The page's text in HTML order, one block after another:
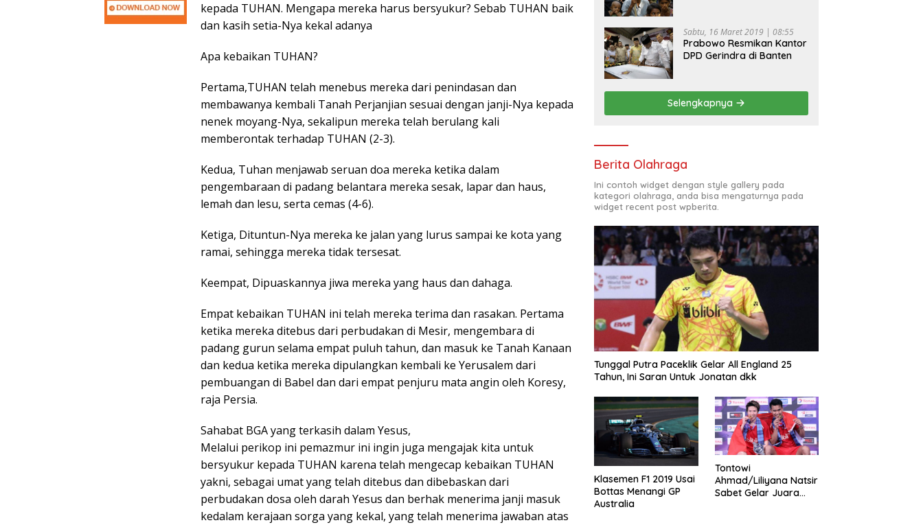
kepada TUHAN. Mengapa mereka harus bersyukur? Sebab TUHAN baik
dan kasih setia-Nya kekal adanya
Apa kebaikan TUHAN?
Pertama,TUHAN telah menebus mereka dari penindasan dan
membawanya kembali Tanah Perjanjian sesuai dengan janji-Nya kepada
nenek moyang-Nya, sekalipun mereka telah berulang kali
memberontak terhadap TUHAN (2-3).
Kedua, Tuhan menjawab seruan doa mereka ketika dalam
pengembaraan di padang belantara mereka sesak, lapar dan haus,
lemah dan lesu, serta cemas (4-6).
Ketiga, Dituntun-Nya mereka ke jalan yang lurus sampai ke kota yang
ramai, sehingga mereka tidak tersesat.
Keempat, Dipuaskannya jiwa mereka yang haus dan dahaga.
Empat kebaikan TUHAN ini telah mereka terima dan rasakan. Pertama
ketika mereka ditebus dari perbudakan di Mesir, mengembara di
padang gurun selama empat puluh tahun, dan masuk ke Tanah Kanaan
dan kedua ketika mereka dipulangkan kembali ke Yerusalem dari
pembuangan di Babel dan dari empat penjuru mata angin oleh Koresy,
raja Persia.
Sahabat BGA yang terkasih dalam Yesus,
Melalui perikop ini pemazmur ini ingin juga mengajak kita untuk
bersyukur kepada TUHAN karena telah mengecap kebaikan TUHAN
yakni, sebagai umat yang telah ditebus dan dibebaskan dari
perbudakan dosa oleh darah Yesus dan berhak menerima janji masuk
kedalam kerajaan sorga yang kekal, yang telah menerima jawaban atas
Sabtu, 16 Maret 2019 | 08:55
Prabowo Resmikan Kantor
DPD Gerindra di Banten
Selengkapnya
Berita Olahraga
Ini contoh widget dengan style gallery pada
kategori olahraga, anda bisa mengaturnya pada
widget recent post wpberita.
Tunggal Putra Paceklik Gelar All England 25
Tahun, Ini Saran Untuk Jonatan dkk
Klasemen F1 2019 Usai
Bottas Menangi GP
Australia
Tontowi
Ahmad/Liliyana Natsir
Sabet Gelar Juara